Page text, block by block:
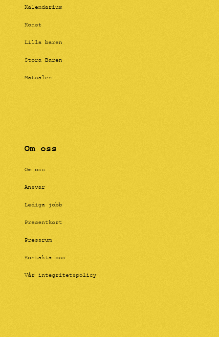
Kalendarium
Konst
Lilla baren
Stora Baren
Matsalen
Om oss
Om oss
Ansvar
Lediga jobb
Presentkort
Pressrum
Kontakta oss
Vår integritetspolicy